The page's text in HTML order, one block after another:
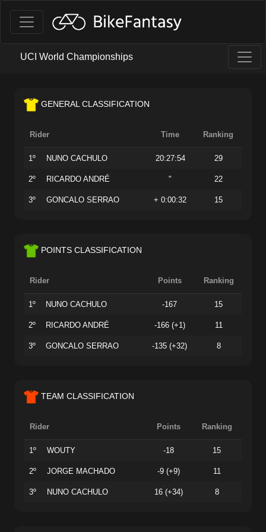
UCI World Championships
GENERAL CLASSIFICATION
Rider Time Ranking
1º NUNO CACHULO 20:27:54 29
2º RICARDO ANDRÉ " 22
3º GONCALO SERRAO + 0:00:32 15
POINTS CLASSIFICATION
Rider Points Ranking
1º NUNO CACHULO -167 15
2º RICARDO ANDRÉ -166 (+1) 11
3º GONCALO SERRAO -135 (+32) 8
TEAM CLASSIFICATION
Rider Points Ranking
1º WOUTY -18 15
2º JORGE MACHADO -9 (+9) 11
3º NUNO CACHULO 16 (+34) 8